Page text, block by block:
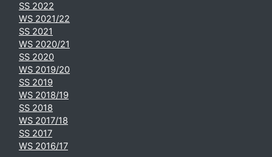
SS 2022
WS 2021/22
SS 2021
WS 2020/21
SS 2020
WS 2019/20
SS 2019
WS 2018/19
SS 2018
WS 2017/18
SS 2017
WS 2016/17